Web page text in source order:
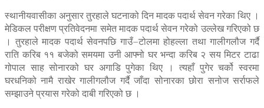
स्थानीयवासीका अनुसार तुरहाले घटनाको दिन मादक पदार्थ सेवन गरेका थिए ।
मेडिकल परीक्षण प्रतिवेदनमा समेत मादक पदार्थ सेवन गरेको उल्लेख गरिएको छ
। तुरहाले मादक पदार्थ सेवनपछि गाउँ–टोलमा होहल्ला तथा गालीगलौज गर्दै
राति करिब ११ बजेको समयमा उनी आफ्नो घर भन्दा करिब २ सय मिटर टाढा
गोपाल साह सोनारको घर अगाडि पुगेका थिए । त्यहाँ पुगेर चर्को स्वरमा
घरधनिको नामै राखेर गालीगलौज गर्दै जाँदा सोनारका छोरा सनोज सर्राफले
सम्झाउने प्रयास गरेको दाबी गरिएको छ ।